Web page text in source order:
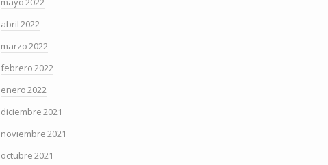
abril 2022
marzo 2022
febrero 2022
enero 2022
diciembre 2021
noviembre 2021
octubre 2021